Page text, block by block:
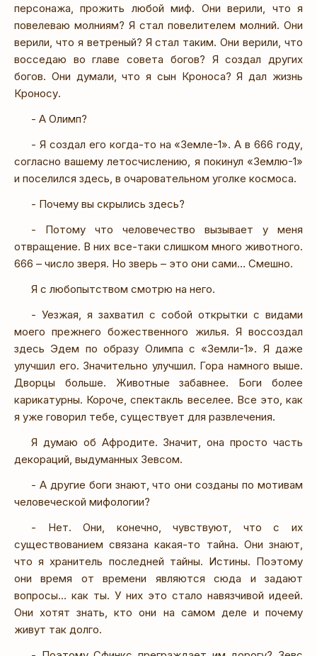
персонажа, прожить любой миф. Они верили, что я
повелеваю молниям? Я стал повелителем молний. Они
верили, что я ветреный? Я стал таким. Они верили, что
восседаю во главе совета богов? Я создал других
богов. Они думали, что я сын Кроноса? Я дал жизнь
Кроносу.
- А Олимп?
- Я создал его когда-то на «Земле-1». А в 666 году,
согласно вашему летосчислению, я покинул «Землю-1»
и поселился здесь, в очаровательном уголке космоса.
- Почему вы скрылись здесь?
- Потому что человечество вызывает у меня
отвращение. В них все-таки слишком много животного.
666 – число зверя. Но зверь – это они сами… Смешно.
Я с любопытством смотрю на него.
- Уезжая, я захватил с собой открытки с видами
моего прежнего божественного жилья. Я воссоздал
здесь Эдем по образу Олимпа с «Земли-1». Я даже
улучшил его. Значительно улучшил. Гора намного выше.
Дворцы больше. Животные забавнее. Боги более
карикатурны. Короче, спектакль веселее. Все это, как
я уже говорил тебе, существует для развлечения.
Я думаю об Афродите. Значит, она просто часть
декораций, выдуманных Зевсом.
- А другие боги знают, что они созданы по мотивам
человеческой мифологии?
- Нет. Они, конечно, чувствуют, что с их
существованием связана какая-то тайна. Они знают,
что я хранитель последней тайны. Истины. Поэтому
они время от времени являются сюда и задают
вопросы… как ты. У них это стало навязчивой идеей.
Они хотят знать, кто они на самом деле и почему
живут так долго.